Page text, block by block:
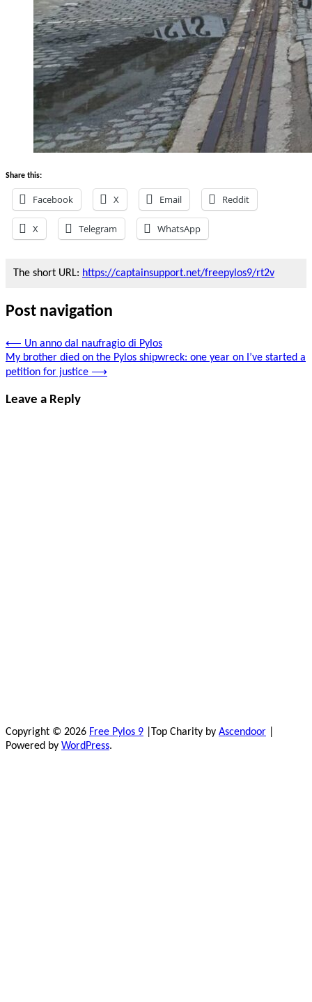
Share this:
Facebook X Email Reddit
X Telegram WhatsApp
The short URL: https://captainsupport.net/freepylos9/rt2v
Post navigation
⟵ Un anno dal naufragio di Pylos
My brother died on the Pylos shipwreck: one year on I’ve started a
petition for justice ⟶
Leave a Reply
Copyright © 2026 Free Pylos 9 |Top Charity by Ascendoor
Powered by WordPress.